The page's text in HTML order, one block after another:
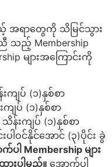
ယ့် အရာတွေကို သိမြင်သွား
ည့် Membership
များအကြောင်းကို
းကျပ် (၁)နှစ်စာ
ကျပ် (၁)နှစ်စာ
သိန်းကျပ် (၁)နှစ်စာ
ပါဝင်နိုင်အောင် (၃)ပိုင်း ခွဲ
Membership များ
းပါမည်။ အောက်ပါ